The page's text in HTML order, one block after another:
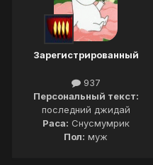
Зарегистрированный
937
Персональный текст:
последний джидай
Раса: Снусмумрик
Пол: муж